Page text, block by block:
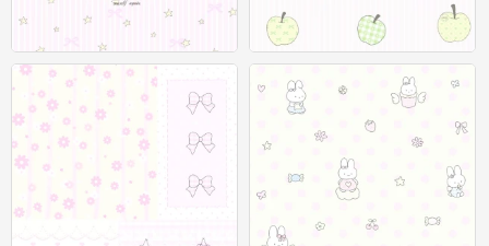
聊天背景图
0